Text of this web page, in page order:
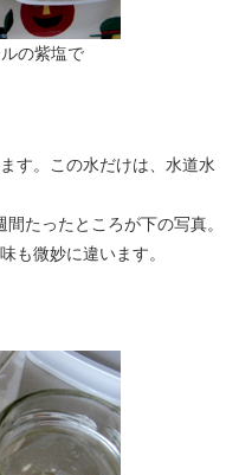
の紫塩で
す。この水だけは、水道水
たったところが下の写真。
も微妙に違います。